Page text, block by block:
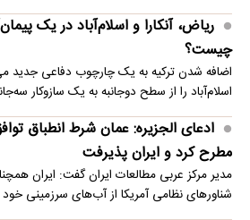
ریاض، آنکارا و اسلام‌آباد در یک
چیست؟
اضافه شدن ترکیه به یک چارچوب دفاعی جدید
اسلام‌آباد را از سطح دوجانبه به یک سازوکار
ادعای الجزیره: عمان شرط انطباق
مطرح کرد و ایران پذیرفت
مدیر مرکز عربی مطالعات ایران گفت: ایران
شناورهای نظامی آمریکا از آب‌های سرزمینی خود